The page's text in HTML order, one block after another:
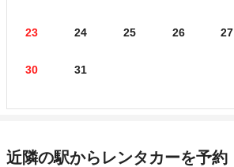
23 24 25 26 27
30 31
近隣の駅からレンタカーを予約